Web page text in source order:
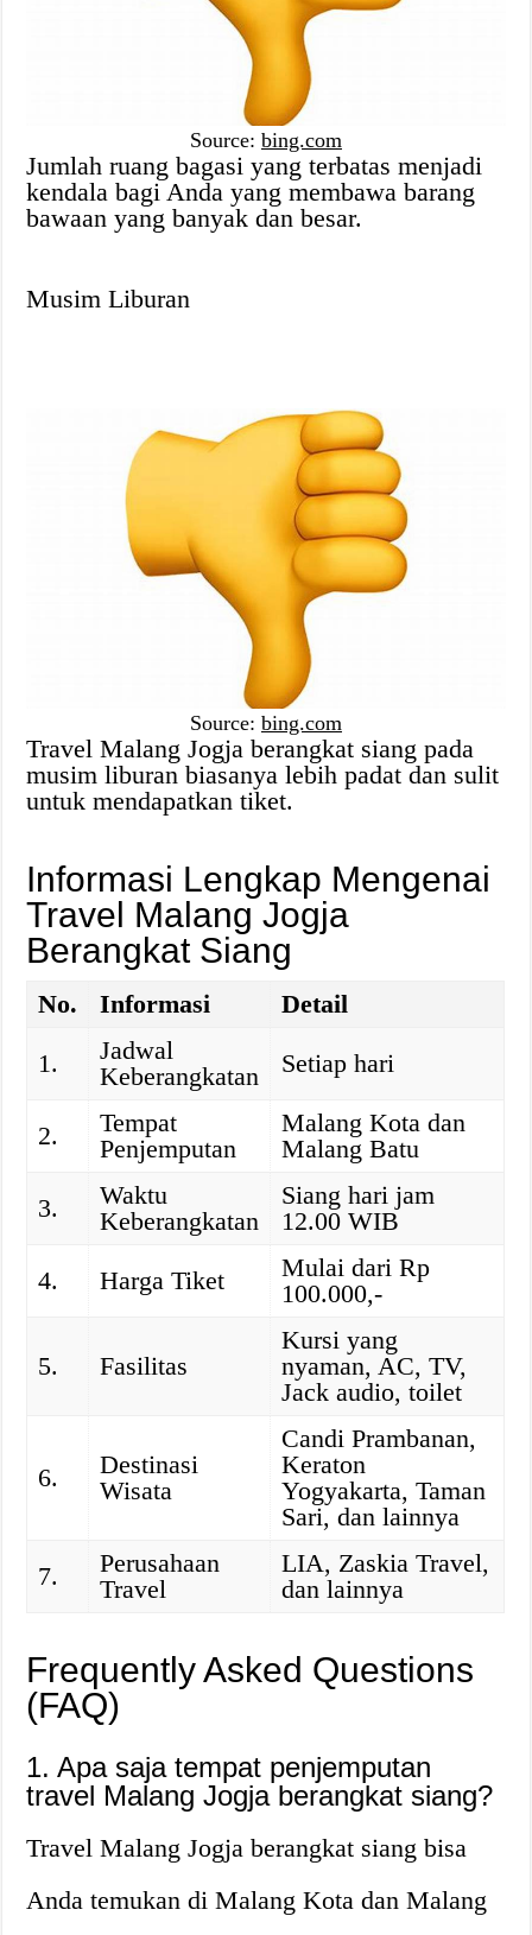
Source: bing.com
Jumlah ruang bagasi yang terbatas menjadi
kendala bagi Anda yang membawa barang
bawaan yang banyak dan besar.
Musim Liburan
Source: bing.com
Travel Malang Jogja berangkat siang pada
musim liburan biasanya lebih padat dan sulit
untuk mendapatkan tiket.
Informasi Lengkap Mengenai
Travel Malang Jogja
Berangkat Siang
No. Informasi
Detail
1.
Jadwal
Keberangkatan
Setiap hari
2.
Tempat
Penjemputan
Malang Kota dan
Malang Batu
3.
Waktu
Keberangkatan
Siang hari jam
12.00 WIB
4.
Harga Tiket
Mulai dari Rp
100.000,-
5. Fasilitas
Kursi yang
nyaman, AC, TV,
Jack audio, toilet
6.
Destinasi
Wisata
Candi Prambanan,
Keraton
Yogyakarta, Taman
Sari, dan lainnya
7.
Perusahaan
Travel
LIA, Zaskia Travel,
dan lainnya
Frequently Asked Questions
(FAQ)
1. Apa saja tempat penjemputan
travel Malang Jogja berangkat siang?
Travel Malang Jogja berangkat siang bisa
Anda temukan di Malang Kota dan Malang